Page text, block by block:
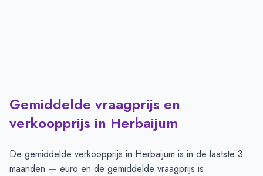
Gemiddelde vraagprijs en
verkoopprijs in Herbaijum
De gemiddelde verkoopprijs in Herbaijum is in de laatste 3
maanden — euro en de gemiddelde vraagprijs is